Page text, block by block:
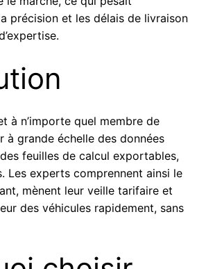
précision et les délais de livraison
à n’importe quel membre de
à grande échelle des données
feuilles de calcul exportables,
Les experts comprennent ainsi le
mènent leur veille tarifaire et
des véhicules rapidement, sans